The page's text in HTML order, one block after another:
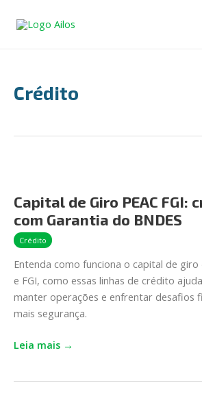
para
Crédito
Capital de Giro PEAC FGI:
com Garantia do BNDES
Crédito
Entenda como funciona o capital de giro
e FGI, como essas linhas de crédito
manter operações e enfrentar desafios
mais segurança.
Giro
PEAC
FGI:
crescimento
com
Garantia
do
BNDES
Leia mais →
de